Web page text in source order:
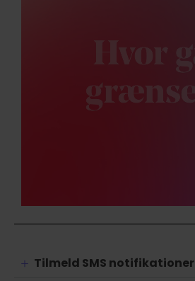
Tilmeld SMS notifikationer